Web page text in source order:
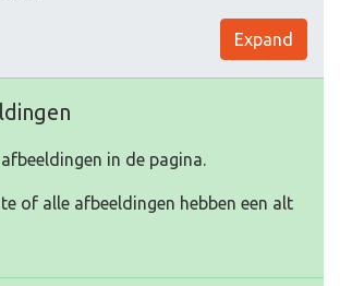
Expand
in de pagina.
of alle afbeeldingen hebben een alt